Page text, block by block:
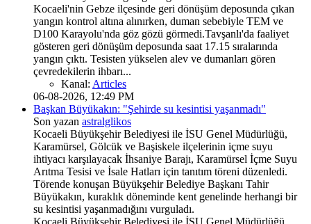
Kocaeli'nin Gebze ilçesinde geri dönüşüm deposunda çıkan
yangın kontrol altına alınırken, duman sebebiyle TEM ve
D100 Karayolu'nda göz gözü görmedi.Tavşanlı'da faaliyet
gösteren geri dönüşüm deposunda saat 17.15 sıralarında
yangın çıktı. Tesisten yükselen alev ve dumanları gören
çevredekilerin ihbarı...
Kanal: Articles
06-08-2026, 12:49 PM
Başkan Büyükakın: "Şehirde su kesintisi yaşanmadı"
Son yazan astralglikos
Kocaeli Büyükşehir Belediyesi ile İSU Genel Müdürlüğü,
Karamürsel, Gölcük ve Başiskele ilçelerinin içme suyu
ihtiyacı karşılayacak İhsaniye Barajı, Karamürsel İçme Suyu
Arıtma Tesisi ve İsale Hatları için tanıtım töreni düzenledi.
Törende konuşan Büyükşehir Belediye Başkanı Tahir
Büyükakın, kuraklık döneminde kent genelinde herhangi bir
su kesintisi yaşanmadığını vurguladı.